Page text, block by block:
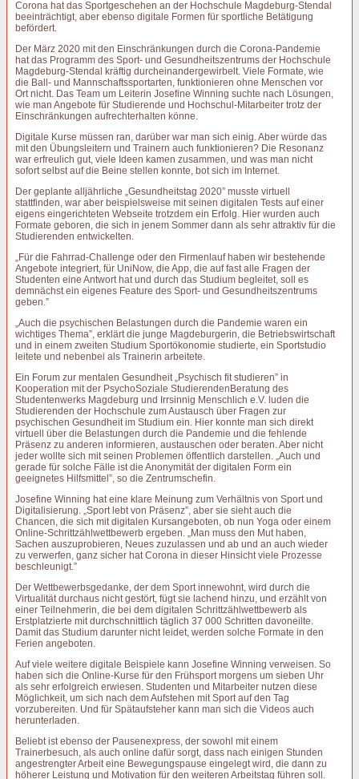
Corona hat das Sportgeschehen an der Hochschule Magdeburg-Stendal
beeinträchtigt, aber ebenso digitale Formen für sportliche Betätigung
befördert.
Der März 2020 mit den Einschränkungen durch die Corona-Pandemie
hat das Programm des Sport- und Gesundheitszentrums der Hochschule
Magdeburg-Stendal kräftig durcheinandergewirbelt. Viele Formate, wie
die Ball- und Mannschaftssportarten, funktionieren ohne Menschen vor
Ort nicht. Das Team um Leiterin Josefine Winning suchte nach Lösungen,
wie man Angebote für Studierende und Hochschul-Mitarbeiter trotz der
Einschränkungen aufrechterhalten könne.
Digitale Kurse müssen ran, darüber war man sich einig. Aber würde das
mit den Übungsleitern und Trainern auch funktionieren? Die Resonanz
war erfreulich gut, viele Ideen kamen zusammen, und was man nicht
sofort selbst auf die Beine stellen konnte, bot sich im Internet.
Der geplante alljährliche „Gesundheitstag 2020” musste virtuell
stattfinden, war aber beispielsweise mit seinen digitalen Tests auf einer
eigens eingerichteten Webseite trotzdem ein Erfolg. Hier wurden auch
Formate geboren, die sich in jenem Sommer dann als sehr attraktiv für die
Studierenden entwickelten.
„Für die Fahrrad-Challenge oder den Firmenlauf haben wir bestehende
Angebote integriert, für UniNow, die App, die auf fast alle Fragen der
Studenten eine Antwort hat und durch das Studium begleitet, soll es
demnächst ein eigenes Feature des Sport- und Gesundheitszentrums
geben.”
„Auch die psychischen Belastungen durch die Pandemie waren ein
wichtiges Thema”, erklärt die junge Magdeburgerin, die Betriebswirtschaft
und in einem zweiten Studium Sportökonomie studierte, ein Sportstudio
leitete und nebenbei als Trainerin arbeitete.
Ein Forum zur mentalen Gesundheit „Psychisch fit studieren” in
Kooperation mit der PsychoSoziale StudierendenBeratung des
Studentenwerks Magdeburg und Irrsinnig Menschlich e.V. luden die
Studierenden der Hochschule zum Austausch über Fragen zur
psychischen Gesundheit im Studium ein. Hier konnte man sich direkt
virtuell über die Belastungen durch die Pandemie und die fehlende
Präsenz zu anderen informieren, austauschen oder beraten. Aber nicht
jeder wollte sich mit seinen Problemen öffentlich darstellen. „Auch und
gerade für solche Fälle ist die Anonymität der digitalen Form ein
geeignetes Hilfsmittel”, so die Zentrumschefin.
Josefine Winning hat eine klare Meinung zum Verhältnis von Sport und
Digitalisierung. „Sport lebt von Präsenz”, aber sie sieht auch die
Chancen, die sich mit digitalen Kursangeboten, ob nun Yoga oder einem
Online-Schrittzählwettbewerb ergeben. „Man muss den Mut haben,
Sachen auszuprobieren, Neues zuzulassen und ab und an auch wieder
zu verwerfen, ganz sicher hat Corona in dieser Hinsicht viele Prozesse
beschleunigt.”
Der Wettbewerbsgedanke, der dem Sport innewohnt, wird durch die
Virtualität durchaus nicht gestört, fügt sie lachend hinzu, und erzählt von
einer Teilnehmerin, die bei dem digitalen Schrittzählwettbewerb als
Erstplatzierte mit durchschnittlich täglich 37 000 Schritten davoneilte.
Damit das Studium darunter nicht leidet, werden solche Formate in den
Ferien angeboten.
Auf viele weitere digitale Beispiele kann Josefine Winning verweisen. So
haben sich die Online-Kurse für den Frühsport morgens um sieben Uhr
als sehr erfolgreich erwiesen. Studenten und Mitarbeiter nutzen diese
Möglichkeit, um sich nach dem Aufstehen mit Sport auf den Tag
vorzubereiten. Und für Spätaufsteher kann man sich die Videos auch
herunterladen.
Beliebt ist ebenso der Pausenexpress, der sowohl mit einem
Trainerbesuch, als auch online dafür sorgt, dass nach einigen Stunden
angestrengter Arbeit eine Bewegungspause eingelegt wird, die dann zu
höherer Leistung und Motivation für den weiteren Arbeitstag führen soll.